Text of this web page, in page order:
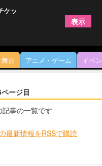
舞台 アニメ・ゲーム イベ
ージ目
事の一覧です
最新情報をRSSで購読
ケッ
表示